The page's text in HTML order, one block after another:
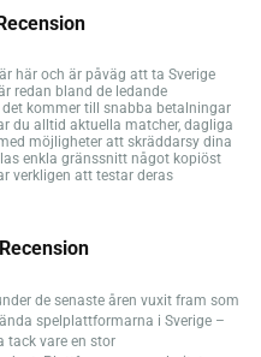
här och är påväg att ta Sverige
redan bland de ledande
kommer till snabba betalningar
du alltid aktuella matcher, dagliga
möjligheter att skräddarsy dina
enkla gränssnitt något kopiöst
verkligen att testar deras
de senaste åren vuxit fram som
spelplattformarna i Sverige –
tack vare en stor